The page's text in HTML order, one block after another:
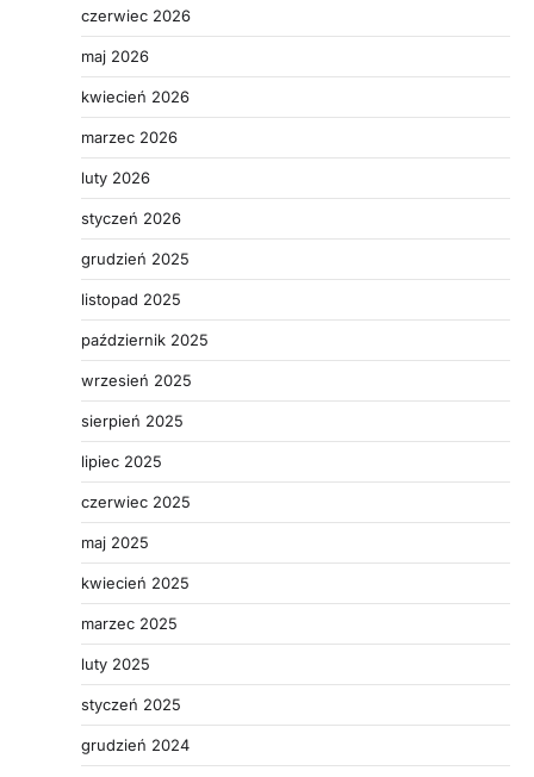
czerwiec 2026
maj 2026
kwiecień 2026
marzec 2026
luty 2026
styczeń 2026
grudzień 2025
listopad 2025
październik 2025
wrzesień 2025
sierpień 2025
lipiec 2025
czerwiec 2025
maj 2025
kwiecień 2025
marzec 2025
luty 2025
styczeń 2025
grudzień 2024